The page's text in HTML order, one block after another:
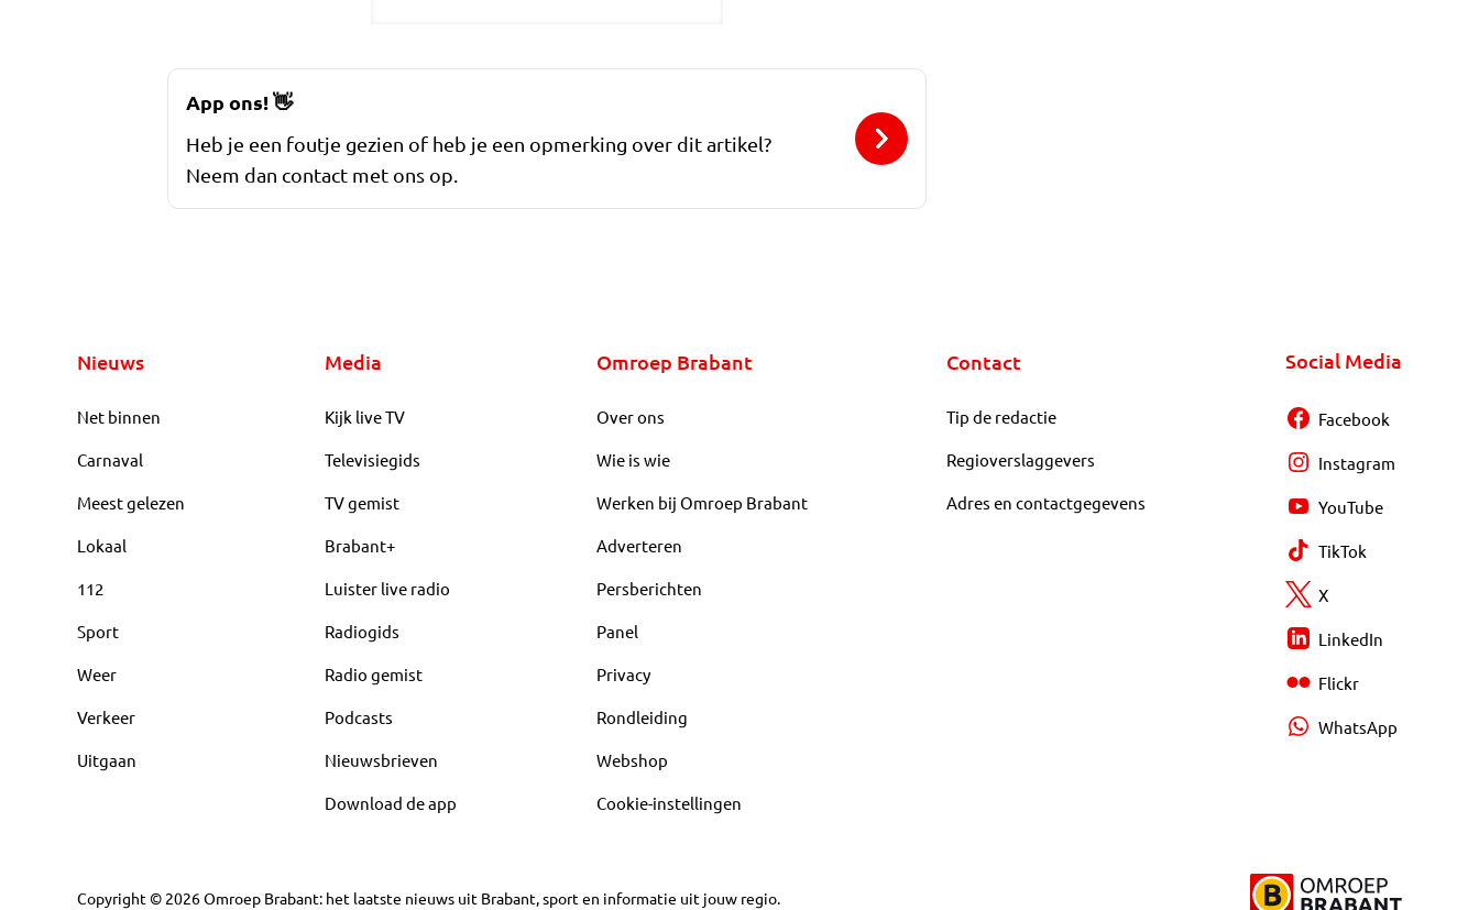
App ons!👋
Heb je een foutje gezien of heb je een opmerking over dit artikel?
Neem dan contact met ons op.
Nieuws
Net binnen
Carnaval
Meest gelezen
Lokaal
112
Sport
Weer
Verkeer
Uitgaan
Media
Kijk live TV
Televisiegids
TV gemist
Brabant+
Luister live radio
Radiogids
Radio gemist
Podcasts
Nieuwsbrieven
Download de app
Omroep Brabant
Over ons
Wie is wie
Werken bij Omroep Brabant
Adverteren
Persberichten
Panel
Privacy
Rondleiding
Webshop
Cookie-instellingen
Contact
Tip de redactie
Regioverslaggevers
Adres en contactgegevens
Social Media
Facebook
Instagram
YouTube
TikTok
X
LinkedIn
Flickr
WhatsApp
Copyright © 2026Omroep Brabant: het laatste nieuws uit Brabant, sport en informatie uit jouw regio.